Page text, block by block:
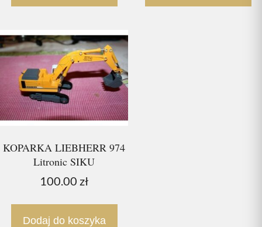
KOPARKA LIEBHERR 974
Litronic SIKU
100.00 zł
Dodaj do koszyka